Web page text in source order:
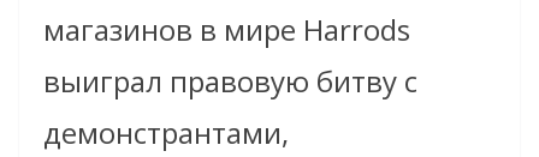
магазинов в мире Harrods
выиграл правовую битву с
демонстрантами,